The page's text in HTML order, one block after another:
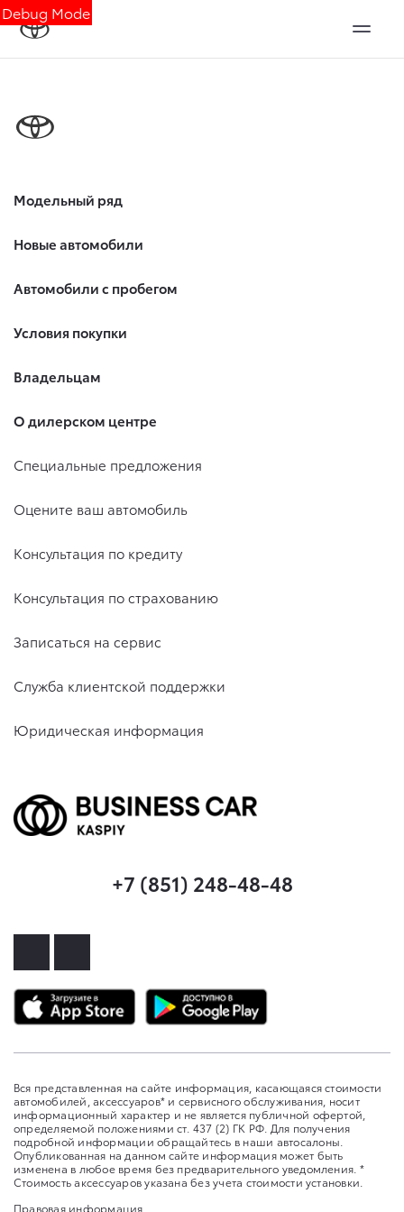
Debug Mode
Модельный ряд
Новые автомобили
Автомобили с пробегом
Условия покупки
Владельцам
О дилерском центре
Специальные предложения
Оцените ваш автомобиль
Консультация по кредиту
Консультация по страхованию
Записаться на сервис
Служба клиентской поддержки
Юридическая информация
+7 (851) 248-48-48
Вся представленная на сайте информация, касающаяся стоимости
автомобилей, аксессуаров* и сервисного обслуживания, носит
информационный характер и не является публичной офертой,
определяемой положениями ст. 437 (2) ГК РФ. Для получения
подробной информации обращайтесь в наши автосалоны.
Опубликованная на данном сайте информация может быть
изменена в любое время без предварительного уведомления. *
Стоимость аксессуаров указана без учета стоимости установки.
Правовая информация